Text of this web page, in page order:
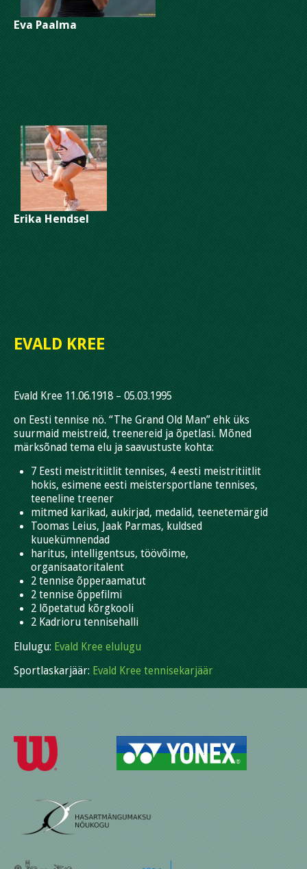
Eva Paalma
Erika Hendsel
EVALD KREE
Evald Kree 11.06.1918 – 05.03.1995
on Eesti tennise nö. “The Grand Old Man” ehk üks
suurmaid meistreid, treenereid ja õpetlasi. Mõned
märksõnad tema elu ja saavustuste kohta:
7 Eesti meistritiitlit tennises, 4 eesti meistritiitlit
hokis, esimene eesti meistersportlane tennises,
teeneline treener
mitmed karikad, aukirjad, medalid, teenetemärgid
Toomas Leius, Jaak Parmas, kuldsed
kuuekümnendad
haritus, intelligentsus, töövõime,
organisaatoritalent
2 tennise õpperaamatut
2 tennise õppefilmi
2 lõpetatud kõrgkooli
2 Kadrioru tennisehalli
Elulugu: Evald Kree elulugu
Sportlaskarjäär: Evald Kree tennisekarjäär